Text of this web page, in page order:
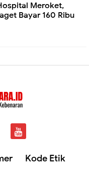
Meroket,
Bayar 160 Ribu
Kode Etik